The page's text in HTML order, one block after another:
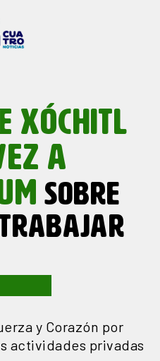
XÓCHITL
A
SOBRE
y Corazón por
actividades privadas